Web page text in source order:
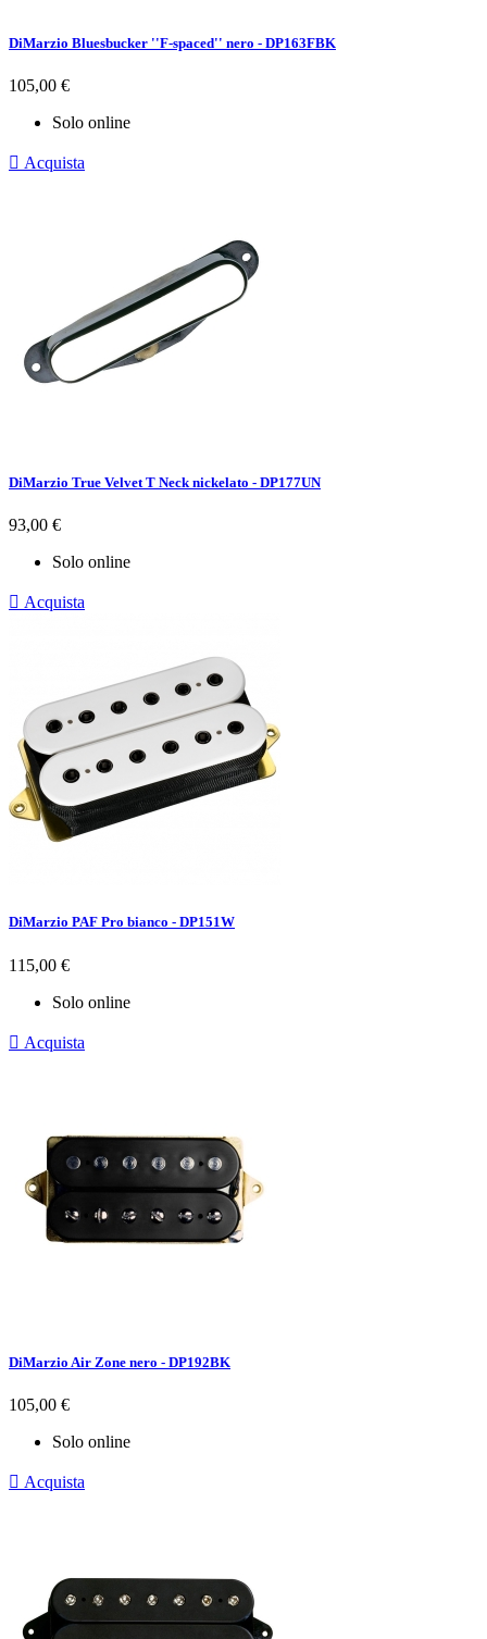
DiMarzio Bluesbucker ''F-spaced'' nero - DP163FBK
Prezzo
105,00 €
Solo online
 Acquista
DiMarzio True Velvet T Neck nickelato - DP177UN
Prezzo
93,00 €
Solo online
 Acquista
DiMarzio PAF Pro bianco - DP151W
Prezzo
115,00 €
Solo online
 Acquista
DiMarzio Air Zone nero - DP192BK
Prezzo
105,00 €
Solo online
 Acquista